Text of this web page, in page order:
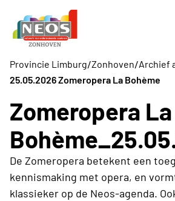
Provincie Limburg/Zonhoven/Archief
25.05.2026 Zomeropera La Bohème
Zomeropera La
De Zomeropera betekent een
kennismaking met opera, en
klassieker op de Neos-agenda.